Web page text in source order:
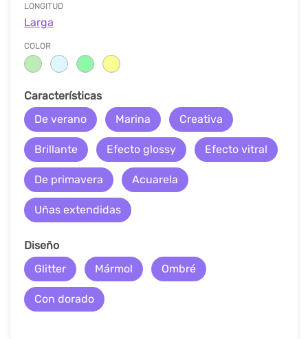
LONGITUD
Larga
COLOR
Características
De verano
Marina Creativa
Brillante Efecto glossy Efecto vitral
De primavera Acuarela
Uñas extendidas
Diseño
Glitter
Mármol Ombré
Con dorado